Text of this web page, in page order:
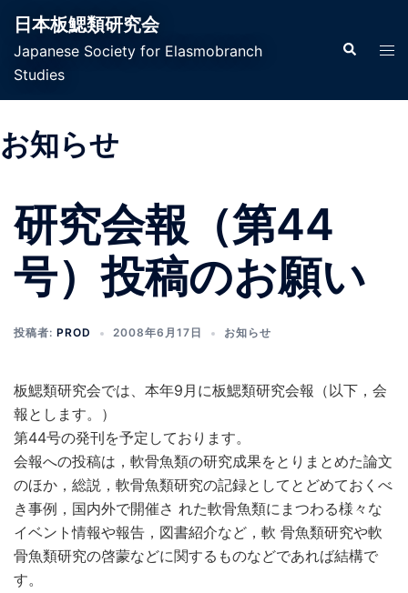
日本板鰓類研究会
Japanese Society for Elasmobranch
Studies
お知らせ
研究会報（第44
号）投稿のお願い
投稿者: PROD 2008年6月17日 お知らせ
板鰓類研究会では、本年9月に板鰓類研究会報（以下，会
報とします。）
第44号の発刊を予定しております。
会報への投稿は，軟骨魚類の研究成果をとりまとめた論文
のほか，総説，軟骨魚類研究の記録としてとどめておくべ
き事例，国内外で開催さ れた軟骨魚類にまつわる様々な
イベント情報や報告，図書紹介など，軟 骨魚類研究や軟
骨魚類研究の啓蒙などに関するものなどであれば結構で
す。